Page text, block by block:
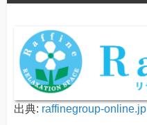
出典: raffinegroup-online.jp